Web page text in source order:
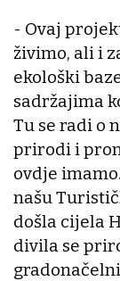
- Ovaj
živimo, ali i
ekološki
sadržajima
Tu se radi o
prirodi i
ovdje
našu
došla cijela
divila se